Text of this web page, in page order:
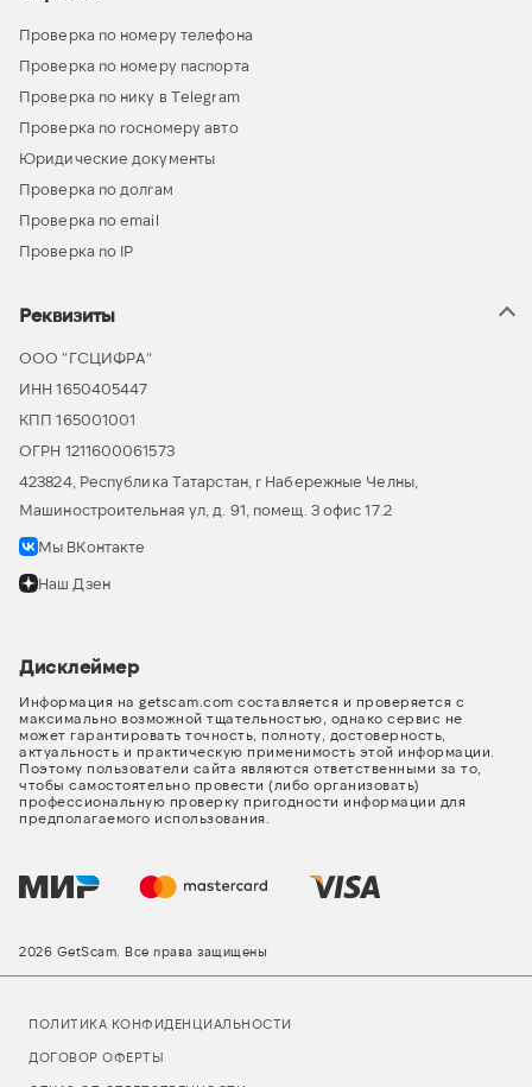
Проверка по номеру телефона
Проверка по номеру паспорта
Проверка по нику в Telegram
Проверка по госномеру авто
Юридические документы
Проверка по долгам
Проверка по email
Проверка по IP
Реквизиты
ООО “ГСЦИФРА”
ИНН 1650405447
КПП 165001001
ОГРН 1211600061573
423824, Республика Татарстан, г Набережные Челны,
Машиностроительная ул, д. 91, помещ. 3 офис 17.2
Мы ВКонтакте
Наш Дзен
Дисклеймер
Информация на getscam.com составляется и проверяется с
максимально возможной тщательностью, однако сервис не
может гарантировать точность, полноту, достоверность,
актуальность и практическую применимость этой информации.
Поэтому пользователи сайта являются ответственными за то,
чтобы самостоятельно провести (либо организовать)
профессиональную проверку пригодности информации для
предполагаемого использования.
2026 GetScam. Все права защищены
ПОЛИТИКА КОНФИДЕНЦИАЛЬНОСТИ
ДОГОВОР ОФЕРТЫ